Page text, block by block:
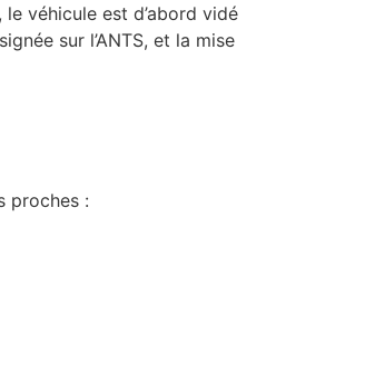
le véhicule est d’abord vidé
sur l’ANTS, et la mise
proches :